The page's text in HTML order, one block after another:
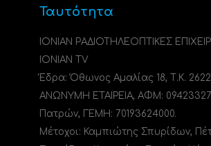
Ταυτότητα
ΙΟΝΙΑΝ ΡΑΔΙΟΤΗΛΕΟΠΤΙΚΕΣ
IONIAN TV
Έδρα: Όθωνος Αμαλίας 18, Τ.Κ.
ΑΝΩΝΥΜΗ ΕΤΑΙΡΕΙΑ, ΑΦΜ:
Πατρών, ΓΕΜΗ: 70193624000.
Μέτοχοι: Καμπιώτης Σπυρίδων,